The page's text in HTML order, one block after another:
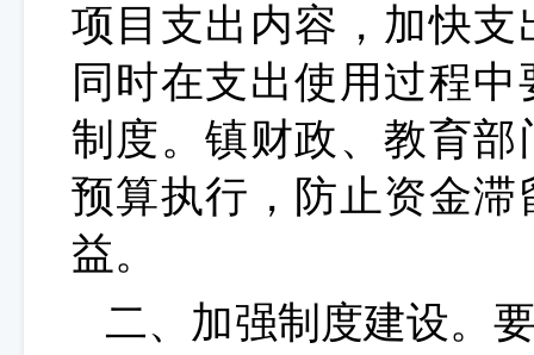
项目支出内容，加快
同时在支出使用过程
制度。镇财政、教育
预算执行，防止资金
益。
二、加强制度建设。